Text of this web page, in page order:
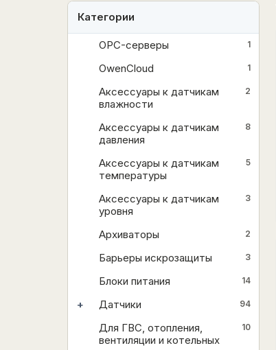
Категории
OPC-серверы 1
OwenCloud 1
Аксессуары к датчикам
влажности
2
Аксессуары к датчикам
давления
8
Аксессуары к датчикам
температуры
5
Аксессуары к датчикам
уровня
3
Архиваторы 2
Барьеры искрозащиты 3
Блоки питания 14
+ Датчики 94
Для ГВС, отопления,
вентиляции и котельных
10